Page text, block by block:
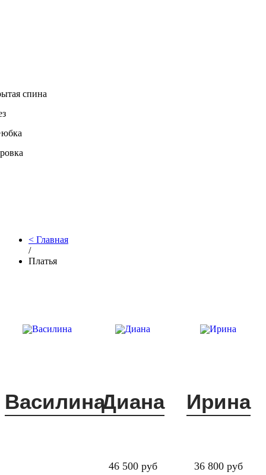
спина
Главная
/
Платья
Василина
46 500 руб
Диана
36 800 руб
Ирина